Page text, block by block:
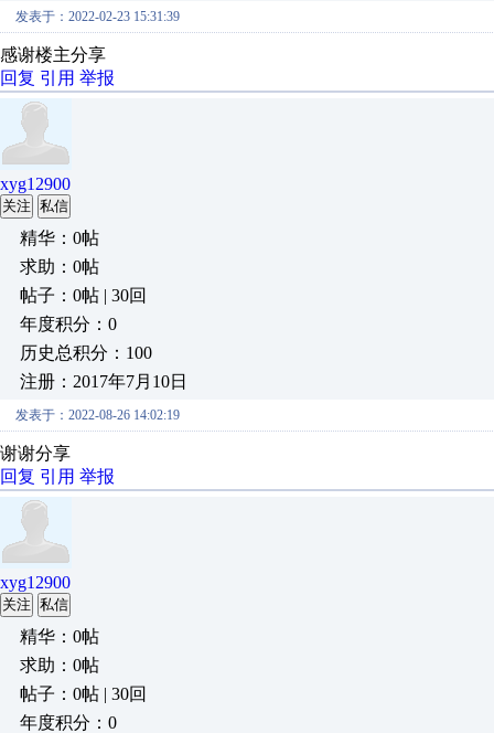
发表于：2022-02-23 15:31:39
感谢楼主分享
回复 引用 举报
xyg12900
关注 私信
精华：0帖
求助：0帖
帖子：0帖 | 30回
年度积分：0
历史总积分：100
注册：2017年7月10日
发表于：2022-08-26 14:02:19
谢谢分享
回复 引用 举报
xyg12900
关注 私信
精华：0帖
求助：0帖
帖子：0帖 | 30回
年度积分：0